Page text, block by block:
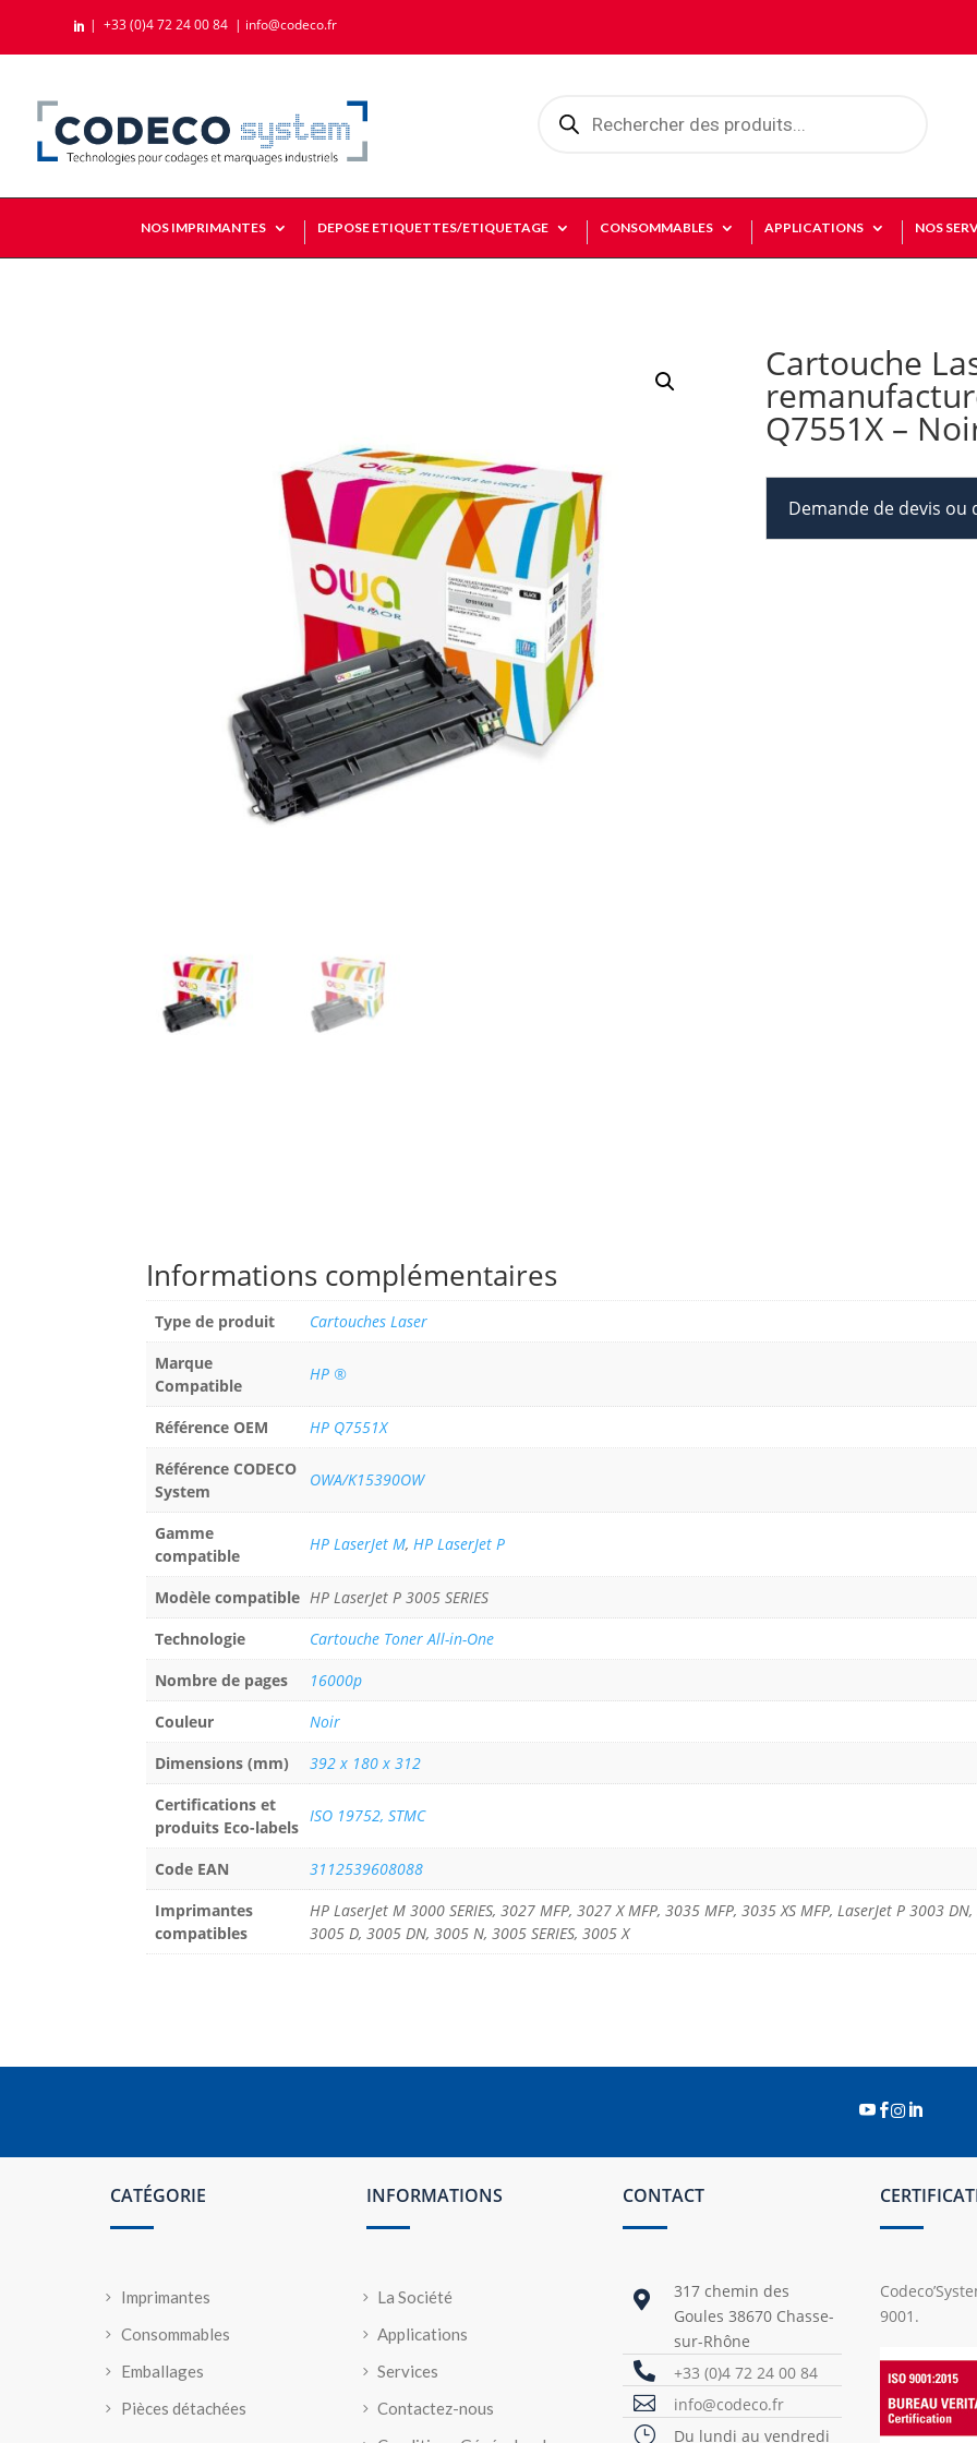
 | +33 (0)4 72 24 00 84 | info@codeco.fr
produits
NOS IMPRIMANTES DEPOSE ETIQUETTES/ETIQUETAGE CONSOMMABLES APPLICATIONS NOS
Cartouche
Q7551X –
Demande de devis
Informations complémentaires
Type de produit
Cartouches Laser
Marque
Compatible
HP ®
Référence OEM
HP Q7551X
Référence CODECO
System
OWA/K15390OW
Gamme
compatible
HP LaserJet M,HP LaserJet P
Modèle compatible HP LaserJet P 3005 SERIES
Technologie
Cartouche Toner All-in-One
Nombre de pages
16000p
Couleur
Noir
Dimensions (mm)
392 x 180 x 312
Certifications et
produits Eco-labels
ISO 19752, STMC
Code EAN
3112539608088
Imprimantes
compatibles
HP LaserJet M 3000 SERIES, 3027 MFP, 3027 X MFP, 3035 MFP, 3035 XS MFP, LaserJet P 3003
3005 D, 3005 DN, 3005 N, 3005 SERIES, 3005 X
 
CATÉGORIE
Imprimantes
Consommables
Emballages
Pièces détachées
INFORMATIONS
La Société
Applications
Services
Contactez-nous
CONTACT

317 chemin des
Goules 38670 Chasse-
sur-Rhône
 +33 (0)4 72 24 00 84
 info@codeco.fr
} Du lundi au vendredi
9001.